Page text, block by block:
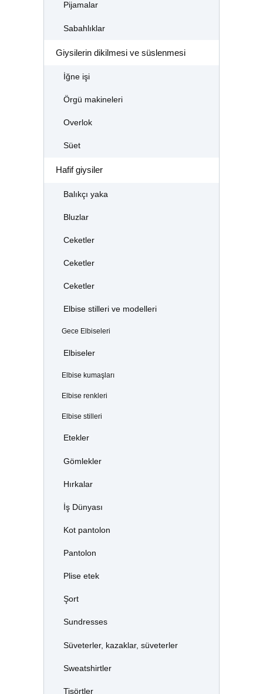
Pijamalar
Sabahlıklar
Giysilerin dikilmesi ve süslenmesi
İğne işi
Örgü makineleri
Overlok
Süet
Hafif giysiler
Balıkçı yaka
Bluzlar
Ceketler
Ceketler
Ceketler
Elbise stilleri ve modelleri
Gece Elbiseleri
Elbiseler
Elbise kumaşları
Elbise renkleri
Elbise stilleri
Etekler
Gömlekler
Hırkalar
İş Dünyası
Kot pantolon
Pantolon
Plise etek
Şort
Sundresses
Süveterler, kazaklar, süveterler
Sweatshirtler
Tişörtler